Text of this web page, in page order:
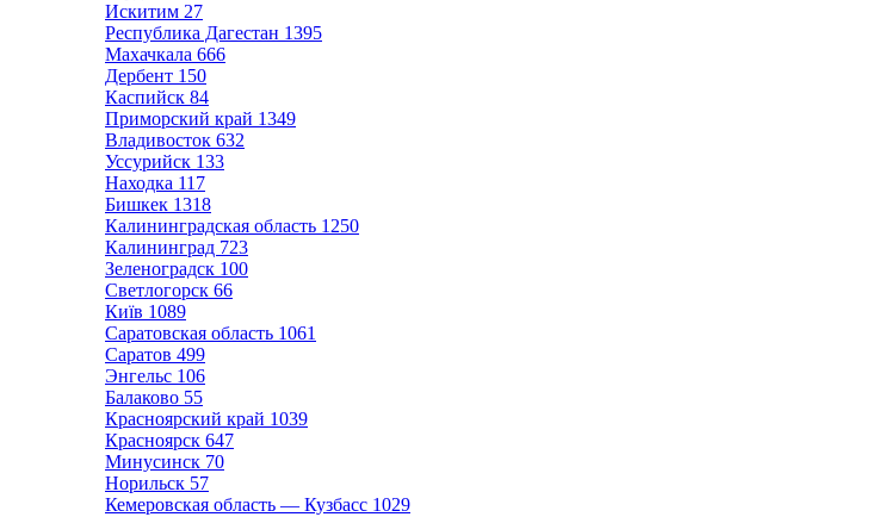
Искитим 27
Республика Дагестан 1395
Махачкала 666
Дербент 150
Каспийск 84
Приморский край 1349
Владивосток 632
Уссурийск 133
Находка 117
Бишкек 1318
Калининградская область 1250
Калининград 723
Зеленоградск 100
Светлогорск 66
Київ 1089
Саратовская область 1061
Саратов 499
Энгельс 106
Балаково 55
Красноярский край 1039
Красноярск 647
Минусинск 70
Норильск 57
Кемеровская область — Кузбасс 1029